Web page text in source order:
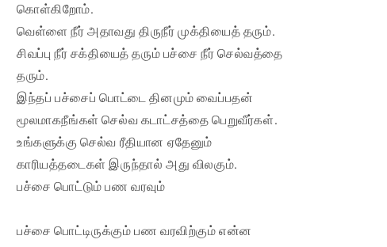
கொள்கிறோம்.
வெள்ளை நீர் அதாவது திருநீர் முக்தியைத் தரும்.
சிவப்பு நீர் சக்தியைத் தரும் பச்சை நீர் செல்வத்தை
தரும்.
இந்தப் பச்சைப் பொட்டை தினமும் வைப்பதன்
மூலமாகநீங்கள் செல்வ கடாட்சத்தை பெறுவீர்கள்.
உங்களுக்கு செல்வ ரீதியான ஏதேனும்
காரியத்தடைகள் இருந்தால் அது விலகும்.
பச்சை பொட்டும் பண வரவும்
பச்சை பொட்டிருக்கும் பண வரவிற்கும் என்ன